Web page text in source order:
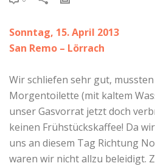
Sonntag, 15. April 2013
San Remo – Lörrach
Wir schliefen sehr gut,
Morgentoilette (mit kaltem
unser Gasvorrat jetzt doch
keinen Frühstückskaffee! Da
uns an diesem Tag Richtung
waren wir nicht allzu beleidigt.